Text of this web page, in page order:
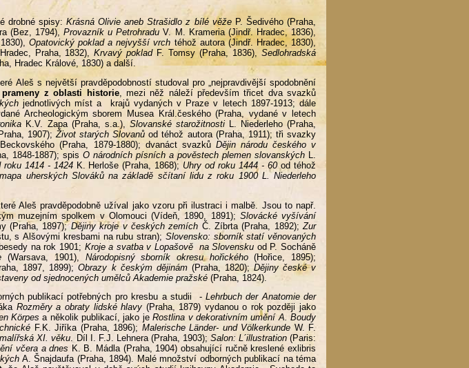
drobné spisy:Krásná Olivie aneb Strašidlo z bílé věžeP. Šedivého (Praha,
(Bez, 1794), Provazník u PetrohraduV. M. Krameria (Jindř. Hradec, 1836),
Opatovický poklad a nejvyšší vrch téhož autora (Jindř. Hradec, 1830),
Praha, 1832),Krvavý pokladF. Tomsy (Praha, 1836),Sedlohradská
Hradec Králové, 1830) a další.
Aleš s největší pravděpodobností studoval pro „nejpravdivější spodobnění
prameny z oblasti historie, mezi něž náleží především třicet dva svazků
jednotlivých míst a krajů vydaných v Praze v letech 1897-1913; dále
Archeologickým sborem Musea Král.českého (Praha, vydané v letech
K.V. Zapa (Praha, s.a.), Slovanské starožitnostiL. Niederleho (Praha,
1907); Život starých Slovanů od téhož autora (Praha, 1911); tři svazky
(Praha, 1879-1880); dvanáct svazků Dějin národu českého v
1848-1887); spis O národních písních a pověstech plemen slovanských L.
1414 - 1424K. Herloše (Praha, 1868); Uhry od roku 1444 - 60od téhož
uherských Slováků na základě sčítaní lidu z roku 1900 L. Niederleho
Aleš pravděpodobně užíval jako vzoru při ilustraci i malbě. Jsou to např.
muzejním spolkem v Olomouci (Vídeň, 1890, 1891); Slovácké vyšívání
(Praha, 1897);Dějiny kroje v českých zemích Č. Zíbrta (Praha, 1892);Zur
s Alšovými kresbami na rubu stran); Slovensko: sborník statí věnovaných
na rok 1901; Kroje a svatba v Lopašově na Slovensku od P. Socháně
(Warsava, 1901), Národopisný sborník okresu hořického(Hořice, 1895);
1897, 1899);Obrazy k českým dějinám(Praha, 1820);Dějiny české v
od sjednocených umělců Akademie pražské (Praha, 1824).
publikací potřebných pro kresbu a studii - Lehrbuch der Anatomie der
Rozměry a obraty lidské hlavy (Praha, 1879) vydanou o rok později jako
Körpes a několik publikací, jako jeRostlina v dekorativním umění A. Boudy
F.K. Jiříka (Praha, 1896); Malerische Länder- und Völkerkunde W. F.
XI. věku. Díl I. F.J. Lehnera (Praha, 1903); Salon: L´illustration(Paris:
včera a dnes K. B. Mádla (Praha, 1904) obsahující ručně kreslené exlibris
A. Šnajdaufa (Praha, 1894). Malé množství odborných publikací na téma